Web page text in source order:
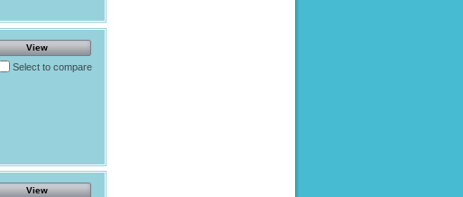
View
Select to compare
View